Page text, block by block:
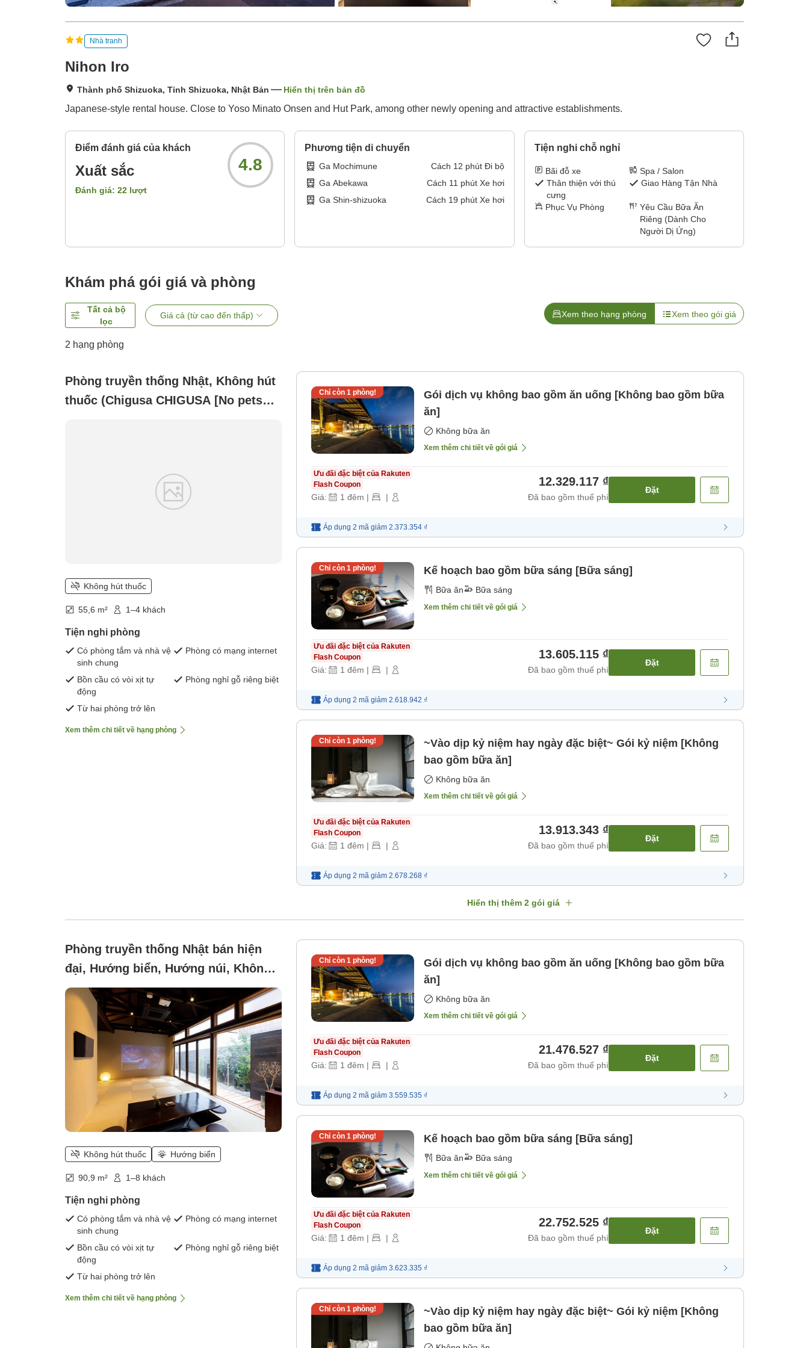
Nhà tranh
Nihon Iro
Thành phố Shizuoka, Tỉnh Shizuoka, Nhật Bản Hiển thị trên bản đồ
Japanese-style rental house. Close to Yoso Minato Onsen and Hut Park, among other newly opening and attractive establishments.
Điểm đánh giá của khách
Xuất sắc
Đánh giá: 22 lượt
4.8
Phương tiện di chuyển
Ga Mochimune Cách 12 phút Đi bộ
Ga Abekawa
Cách 11 phút Xe hơi
Ga Shin-shizuoka
Cách 19 phút Xe hơi
Tiện nghi chỗ nghỉ
Bãi đỗ xe
Spa / Salon
Thân thiện với thú
cưng
Giao Hàng Tận Nhà
Phục Vụ Phòng
Yêu Cầu Bữa Ăn
Riêng (Dành Cho
Người Dị Ứng)
Khám phá gói giá và phòng
Tất cả bộ
lọc
Giá cả (từ cao đến thấp) Xem theo hạng phòng Xem theo gói giá
2 hạng phòng
Phòng truyền thống Nhật, Không hút
thuốc (Chigusa CHIGUSA [No pets
Không hút thuốc
55,6 m² 1–4 khách
Tiện nghi phòng
Có phòng tắm và nhà vệ
sinh chung
Phòng có mạng internet
Bồn cầu có vòi xịt tự
động
Phòng nghỉ gỗ riêng biệt
Từ hai phòng trở lên
Xem thêm chi tiết về hạng phòng
Chỉ còn 1phòng!
Gói dịch vụ không bao gồm ăn uống [Không bao gồm bữa
ăn]
Không bữa ăn
Xem thêm chi tiết về gói giá
Ưu đãi đặc biệt của Rakuten
Flash Coupon
Giá: 1 đêm | |
12.329.117 ₫
Đã bao gồm thuế phí
Đặt
Áp dụng 2 mã giảm 2.373.354 ₫
Chỉ còn 1phòng! Kế hoạch bao gồm bữa sáng [Bữa sáng]
Bữa ăn Bữa sáng
Xem thêm chi tiết về gói giá
Ưu đãi đặc biệt của Rakuten
Flash Coupon
Giá: 1 đêm | |
13.605.115 ₫
Đã bao gồm thuế phí
Đặt
Áp dụng 2 mã giảm 2.618.942 ₫
Chỉ còn 1phòng!
~Vào dịp kỷ niệm hay ngày đặc biệt~ Gói kỷ niệm [Không
bao gồm bữa ăn]
Không bữa ăn
Xem thêm chi tiết về gói giá
Ưu đãi đặc biệt của Rakuten
Flash Coupon
Giá: 1 đêm | |
13.913.343 ₫
Đã bao gồm thuế phí
Đặt
Áp dụng 2 mã giảm 2.678.268 ₫
Hiển thị thêm 2 gói giá
Phòng truyền thống Nhật bán hiện
đại, Hướng biển, Hướng núi, Không
hút thuốc (Amber KOHAKU [No pets
allowed])
Không hút thuốc Hướng biển
90,9 m² 1–8 khách
Tiện nghi phòng
Có phòng tắm và nhà vệ
sinh chung
Phòng có mạng internet
Bồn cầu có vòi xịt tự
động
Phòng nghỉ gỗ riêng biệt
Từ hai phòng trở lên
Xem thêm chi tiết về hạng phòng
Chỉ còn 1phòng!
Gói dịch vụ không bao gồm ăn uống [Không bao gồm bữa
ăn]
Không bữa ăn
Xem thêm chi tiết về gói giá
Ưu đãi đặc biệt của Rakuten
Flash Coupon
Giá: 1 đêm | |
21.476.527 ₫
Đã bao gồm thuế phí
Đặt
Áp dụng 2 mã giảm 3.559.535 ₫
Chỉ còn 1phòng! Kế hoạch bao gồm bữa sáng [Bữa sáng]
Bữa ăn Bữa sáng
Xem thêm chi tiết về gói giá
Ưu đãi đặc biệt của Rakuten
Flash Coupon
Giá: 1 đêm | |
22.752.525 ₫
Đã bao gồm thuế phí
Đặt
Áp dụng 2 mã giảm 3.623.335 ₫
Chỉ còn 1phòng!
~Vào dịp kỷ niệm hay ngày đặc biệt~ Gói kỷ niệm [Không
bao gồm bữa ăn]